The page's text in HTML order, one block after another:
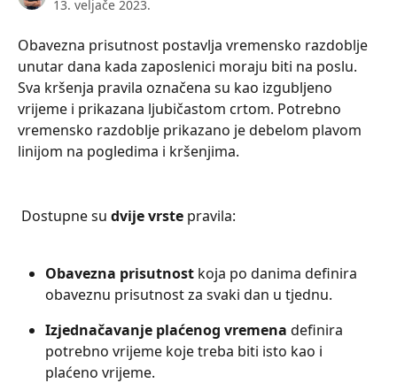
13. veljače 2023.
Obavezna prisutnost postavlja vremensko razdoblje
unutar dana kada zaposlenici moraju biti na poslu.
Sva kršenja pravila označena su kao izgubljeno
vrijeme i prikazana ljubičastom crtom. Potrebno
vremensko razdoblje prikazano je debelom plavom
linijom na pogledima i kršenjima.
Dostupne su dvije vrste pravila:
Obavezna prisutnost koja po danima definira
obaveznu prisutnost za svaki dan u tjednu.
Izjednačavanje plaćenog vremena definira
potrebno vrijeme koje treba biti isto kao i
plaćeno vrijeme.